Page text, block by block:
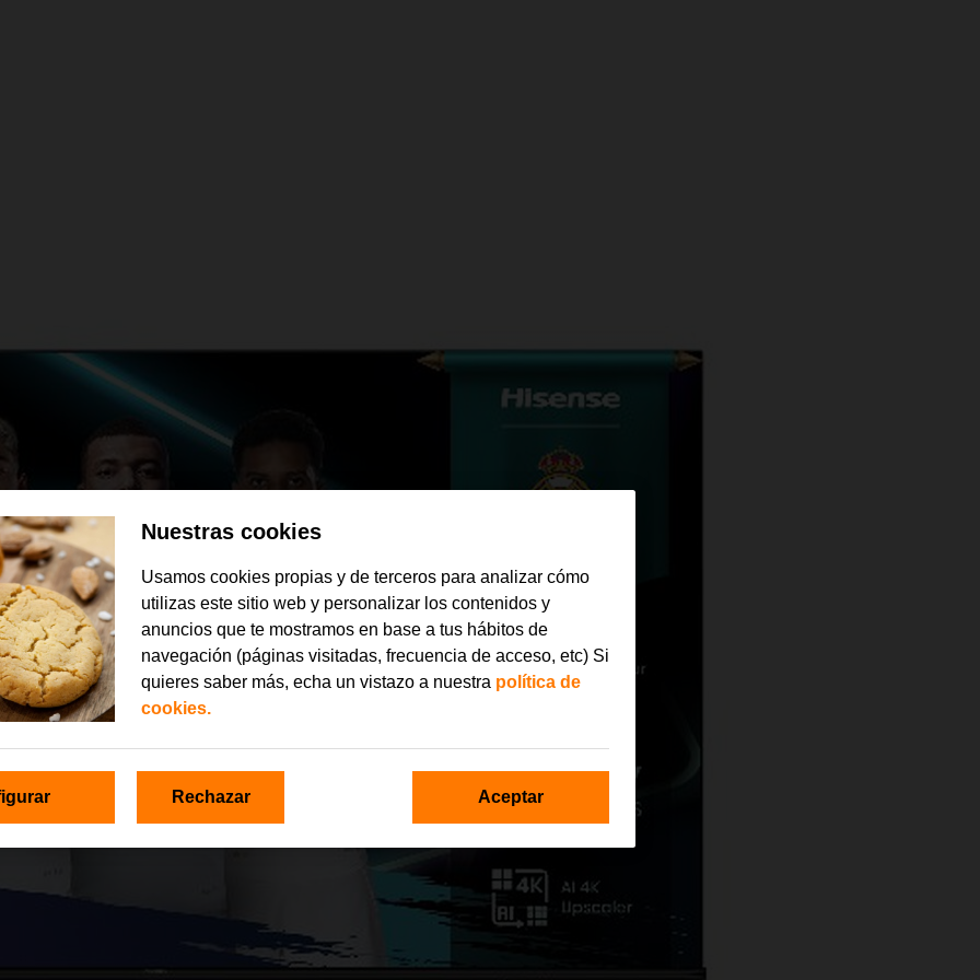
Nuestras cookies
Usamos cookies propias y de terceros para analizar cómo
utilizas este sitio web y personalizar los contenidos y
anuncios que te mostramos en base a tus hábitos de
navegación (páginas visitadas, frecuencia de acceso, etc) Si
quieres saber más, echa un vistazo a nuestra política de
cookies.
Rechazar Aceptar